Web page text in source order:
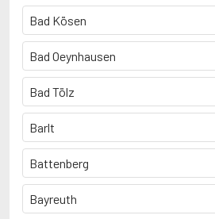
Bad Kösen
Bad Oeynhausen
Bad Tölz
Barlt
Battenberg
Bayreuth